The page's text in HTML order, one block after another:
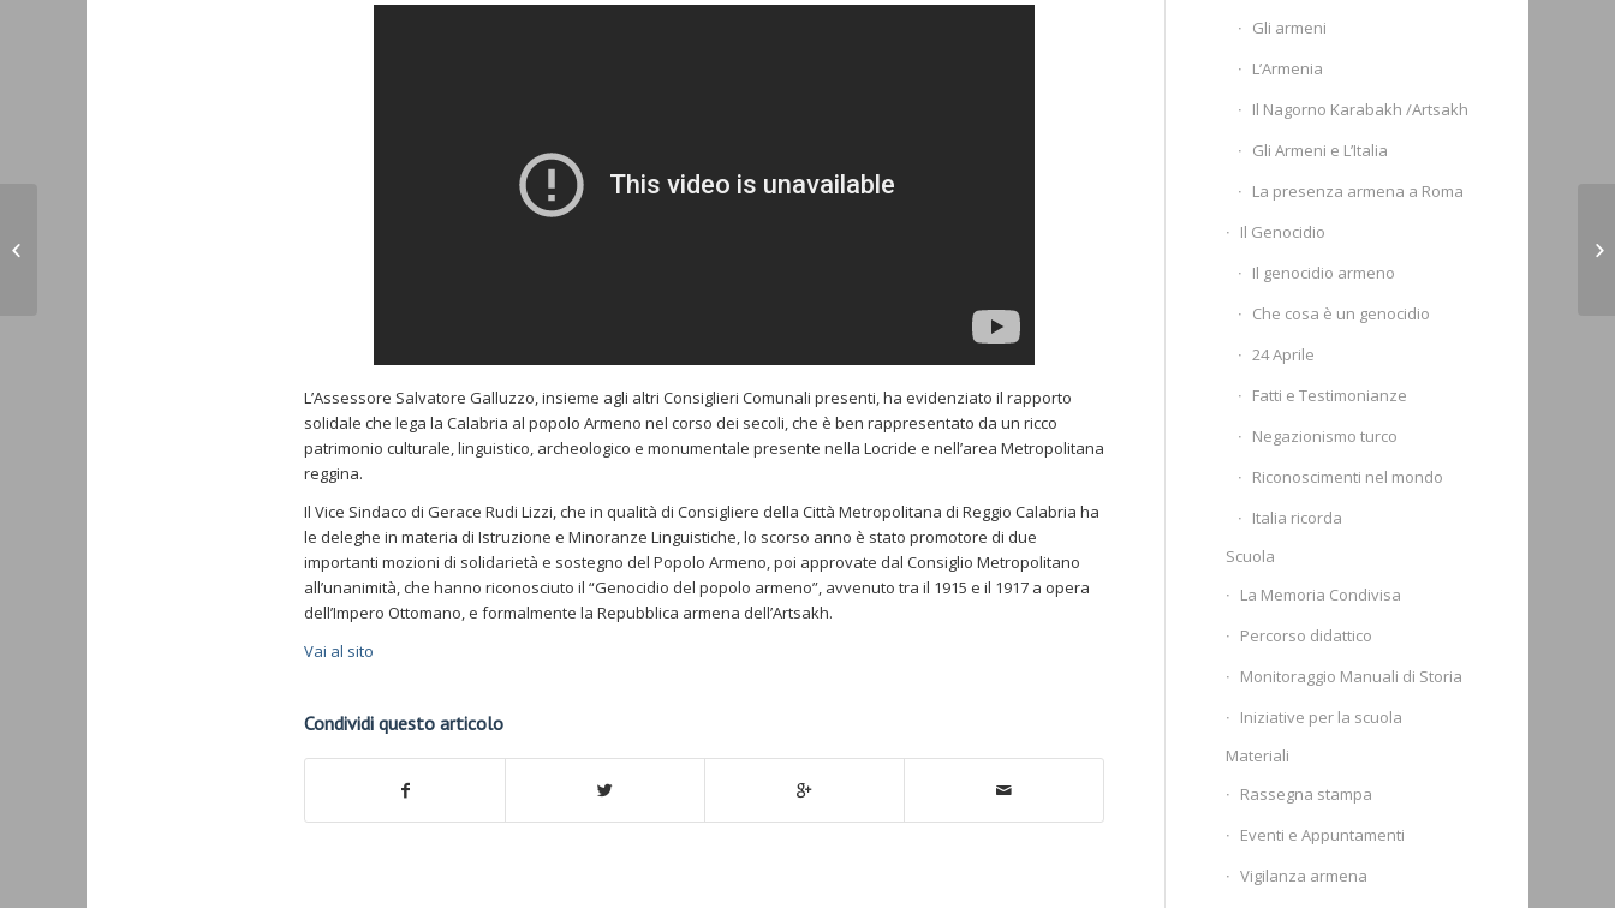
L’Assessore Salvatore Galluzzo, insieme agli altri Consiglieri Comunali presenti, ha evidenziato il rapporto
solidale che lega la Calabria al popolo Armeno nel corso dei secoli, che è ben rappresentato da un ricco
patrimonio culturale, linguistico, archeologico e monumentale presente nella Locride e nell’area Metropolitana
reggina.
Il Vice Sindaco di Gerace Rudi Lizzi, che in qualità di Consigliere della Città Metropolitana di Reggio Calabria ha
le deleghe in materia di Istruzione e Minoranze Linguistiche, lo scorso anno è stato promotore di due
importanti mozioni di solidarietà e sostegno del Popolo Armeno, poi approvate dal Consiglio Metropolitano
all’unanimità, che hanno riconosciuto il “Genocidio del popolo armeno”, avvenuto tra il 1915 e il 1917 a opera
dell’Impero Ottomano, e formalmente la Repubblica armena dell’Artsakh.
Vai al sito
Condividi questo articolo
Gli armeni
L’Armenia
Il Nagorno Karabakh /Artsakh
Gli Armeni e L’Italia
La presenza armena a Roma
Il Genocidio
Il genocidio armeno
Che cosa è un genocidio
24 Aprile
Fatti e Testimonianze
Negazionismo turco
Riconoscimenti nel mondo
Italia ricorda
Scuola
La Memoria Condivisa
Percorso didattico
Monitoraggio Manuali di Storia
Iniziative per la scuola
Materiali
Rassegna stampa
Eventi e Appuntamenti
Vigilanza armena